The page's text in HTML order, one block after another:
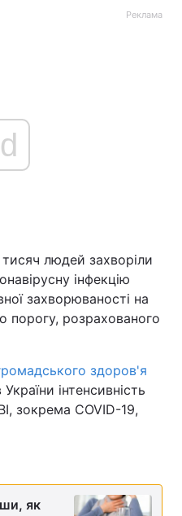
Реклама
людей захворіли
інфекцію
захворюваності на
порогу, розрахованого
здоров'я
України інтенсивність
зокрема COVID-19,
як